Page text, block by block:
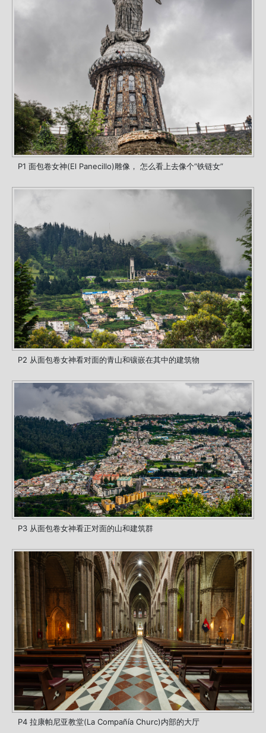
P1 面包卷女神(El Panecillo)雕像， 怎么看上去像个“铁链女”
P2 从面包卷女神看对面的青山和镶嵌在其中的建筑物
P3 从面包卷女神看正对面的山和建筑群
P4 拉康帕尼亚教堂(La Compañía Churc)内部的大厅